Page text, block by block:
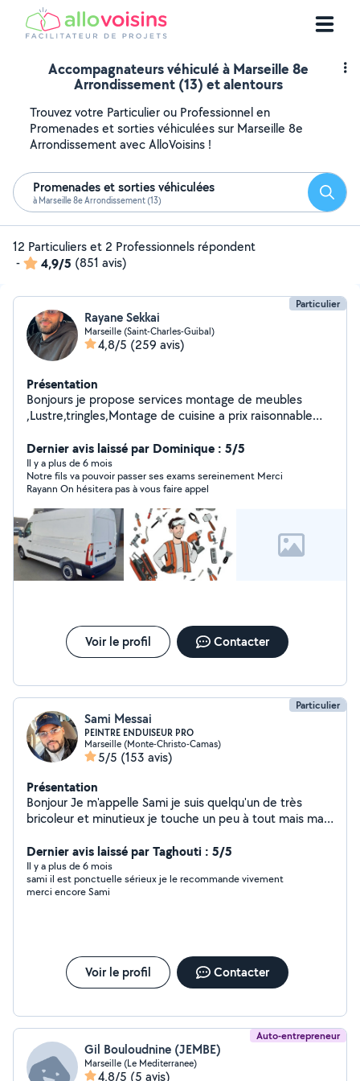
Accompagnateurs véhiculé à Marseille 8e
Arrondissement (13) et alentours
Trouvez votre Particulier ou Professionnel en
Promenades et sorties véhiculées sur Marseille 8e
Arrondissement avec AlloVoisins !
Promenades et sorties véhiculées
à Marseille 8e Arrondissement (13)
12 Particuliers et 2 Professionnels répondent
-
4,9/5 (851 avis)
Particulier
Rayane Sekkai
Marseille (Saint-Charles-Guibal)
4,8/5 (259 avis)
Présentation
Bonjours je propose services montage de meubles
,Lustre,tringles,Montage de cuisine a prix raisonnable
Dernier avis laissé par Dominique : 5/5
Il y a plus de 6 mois
Notre fils va pouvoir passer ses exams sereinement Merci
Rayann On hésitera pas à vous faire appel
Voir le profil Contacter
Particulier
Sami Messai
PEINTRE ENDUISEUR PRO
Marseille (Monte-Christo-Camas)
5/5 (153 avis)
Présentation
Bonjour Je m'appelle Sami je suis quelqu'un de très
bricoleur et minutieux je touche un peu à tout mais ma
c'est la satisfaction du client. Alors je me permets de
vous proposez mes services pour la réalisation de vos
travaux de peinture ou rebouchage, ratissage et finition.
Neuf, rafraîchissement ou rénovation. Plafonds, Murs ,
fissures Réalisation d'enduit partiel ou complet
Traitement nettoyage façades Ponçage - 1 couche
imbattables Pour plus d'informations n'hésitez pas à me
contacter à très bientôt j'espère Cordialement.
Dernier avis laissé par Taghouti : 5/5
Il y a plus de 6 mois
sami il est ponctuelle sérieux je le recommande vivement
merci encore Sami
Voir le profil Contacter
Auto-entrepreneur
Gil Bouloudnine (JEMBE)
Marseille (Le Mediterranee)
4,8/5 (5 avis)